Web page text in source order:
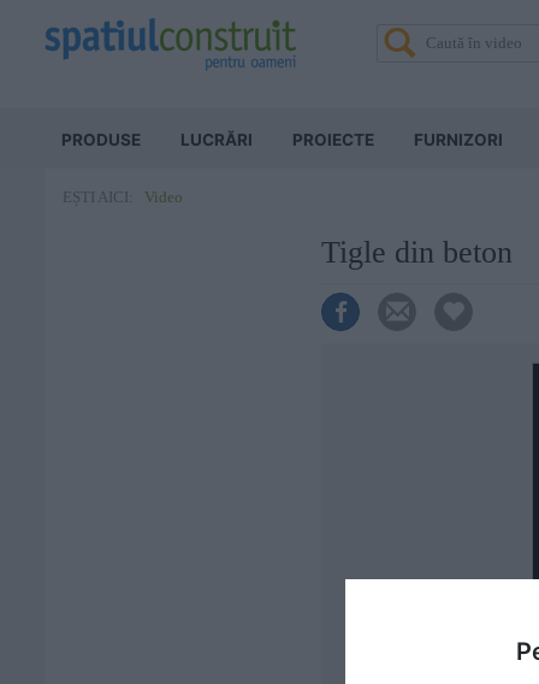
PRODUSE LUCRĂRI PROIECTE FURNIZORI
EȘTI AICI: Video
Tigle din beton